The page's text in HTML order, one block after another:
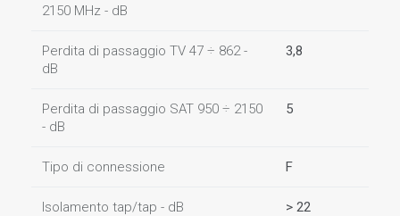
2150 MHz - dB
Perdita di passaggio TV 47 ÷ 862 -
dB
3,8
Perdita di passaggio SAT 950 ÷ 2150
- dB
5
Tipo di connessione F
Isolamento tap/tap - dB > 22